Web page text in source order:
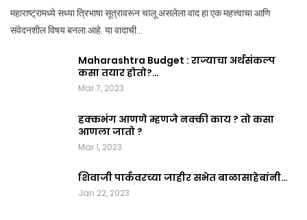
महाराष्ट्रामध्ये सध्या त्रिभाषा सूत्रावरून चालू असलेला वाद हा एक महत्त्वाचा आणि
संवेदनशील विषय बनला आहे. या वादाची…
Maharashtra Budget : राज्याचा अर्थसंकल्प
कसा तयार होतो?…
Mar 7, 2023
हक्कभंग आणणे म्हणजे नक्की काय ? तो कसा
आणला जातो ?
Mar 1, 2023
शिवाजी पार्कवरच्या जाहीर सभेत बाळासाहेबांनी…
Jan 22, 2023